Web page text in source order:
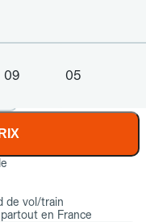
09 05
de vol/train
en France